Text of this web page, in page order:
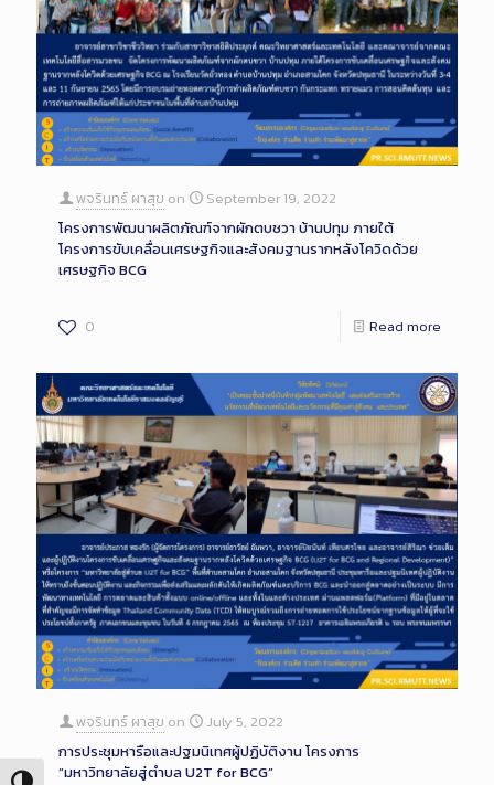
พจรินทร์ ผาสุข on
September 19, 2022
โครงการพัฒนาผลิตภัณฑ์จากผักตบชวา บ้านปทุม ภายใต้
โครงการขับเคลื่อนเศรษฐกิจและสังคมฐานรากหลังโควิดด้วย
เศรษฐกิจ BCG
0 Read more
พจรินทร์ ผาสุข on
July 5, 2022
การประชุมหารือและปฐมนิเทศผู้ปฏิบัติงาน โครงการ
“มหาวิทยาลัยสู่ตำบล U2T for BCG”